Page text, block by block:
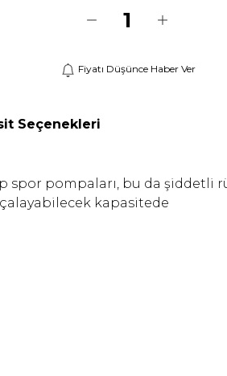
Fiyatı Düşünce Haber Ver
Seçenekleri
spor pompaları, bu da şiddetli
kapasitede